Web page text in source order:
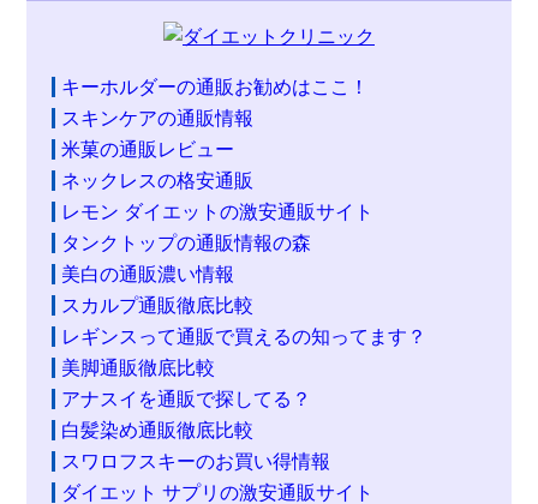
キーホルダーの通販お勧めはここ！
スキンケアの通販情報
米菓の通販レビュー
ネックレスの格安通販
レモン ダイエットの激安通販サイト
タンクトップの通販情報の森
美白の通販濃い情報
スカルプ通販徹底比較
レギンスって通販で買えるの知ってます？
美脚通販徹底比較
アナスイを通販で探してる？
白髪染め通販徹底比較
スワロフスキーのお買い得情報
ダイエット サプリの激安通販サイト